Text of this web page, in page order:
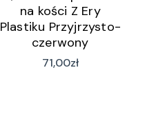
na kości Z Ery
Plastiku Przyjrzysto-
czerwony
71,00zł